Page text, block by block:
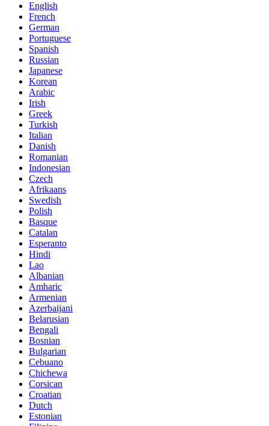
English
French
German
Portuguese
Spanish
Russian
Japanese
Korean
Arabic
Irish
Greek
Turkish
Italian
Danish
Romanian
Indonesian
Czech
Afrikaans
Swedish
Polish
Basque
Catalan
Esperanto
Hindi
Lao
Albanian
Amharic
Armenian
Azerbaijani
Belarusian
Bengali
Bosnian
Bulgarian
Cebuano
Chichewa
Corsican
Croatian
Dutch
Estonian